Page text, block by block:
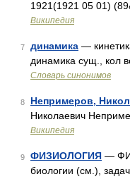
1921(1921 05 01)
Википедия
7 динамика —
динамика сущ., кол
Словарь синонимов
8 Непримеров,
Николаевич
Википедия
9 ФИЗИОЛОГИЯ —
биологии (см.),